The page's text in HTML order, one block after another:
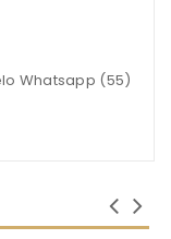
Whatsapp (55)